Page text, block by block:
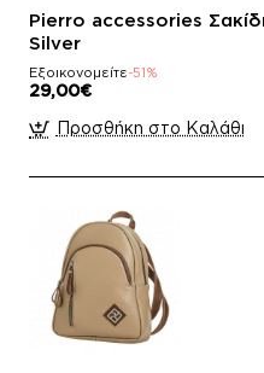
Pierro accessories
Silver
Εξοικονομείτε-51%
29,00€
Προσθήκη στο Καλάθι